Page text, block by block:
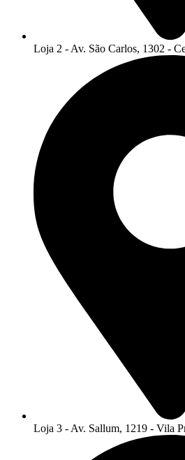
Loja 2 - Av. São Carlos, 1302 -
Loja 3 - Av. Sallum, 1219 - Vila